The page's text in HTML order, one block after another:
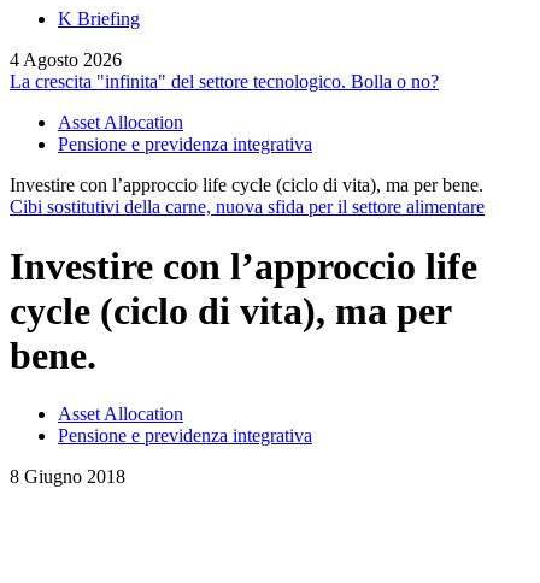
K Briefing
4 Agosto 2026
La crescita "infinita" del settore tecnologico. Bolla o no?
Asset Allocation
Pensione e previdenza integrativa
Investire con l’approccio life cycle (ciclo di vita), ma per bene.
Cibi sostitutivi della carne, nuova sfida per il settore alimentare
Investire con l’approccio life
cycle (ciclo di vita), ma per
bene.
Asset Allocation
Pensione e previdenza integrativa
8 Giugno 2018